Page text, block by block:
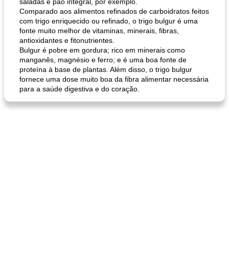
Comparado aos alimentos refinados de carboidratos feitos
com trigo enriquecido ou refinado, o trigo bulgur é uma
fonte muito melhor de vitaminas, minerais, fibras,
antioxidantes e fitonutrientes.
Bulgur é pobre em gordura; rico em minerais como
manganês, magnésio e ferro; e é uma boa fonte de
proteína à base de plantas. Além disso, o trigo bulgur
fornece uma dose muito boa da fibra alimentar necessária
para a saúde digestiva e do coração.